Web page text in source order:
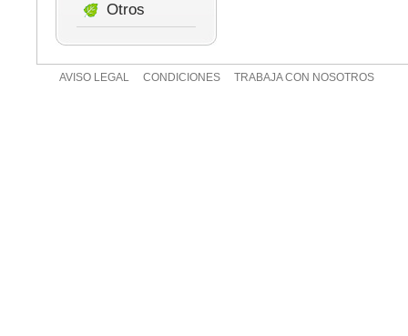
Otros
AVISO LEGAL CONDICIONES TRABAJA CON NOSOTROS